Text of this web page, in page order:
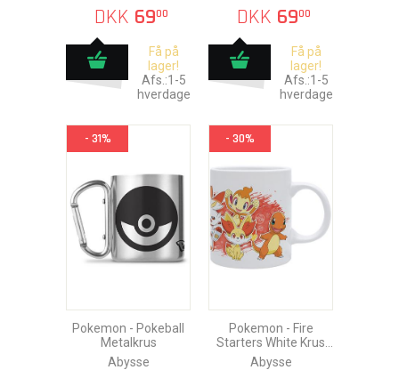
DKK 6900
Få på
lager!
Afs.:1-5
hverdage
DKK 6900
Få på
lager!
Afs.:1-5
hverdage
- 31%
Pokemon - Pokeball
Metalkrus
Abysse
- 30%
Pokemon - Fire
Starters White Krus
320ml
Abysse